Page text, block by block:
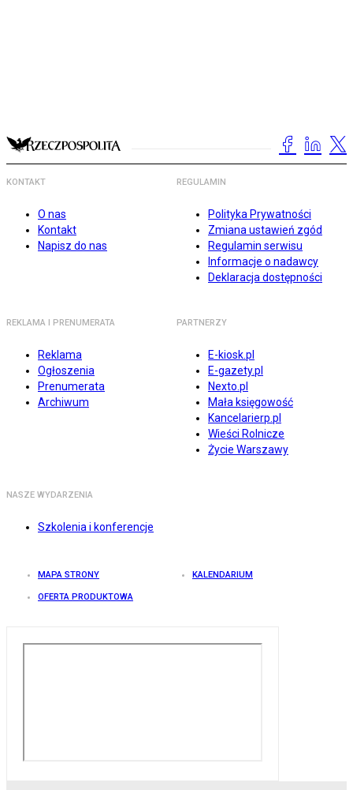
KONTAKT
O nas
Kontakt
Napisz do nas
REGULAMIN
Polityka Prywatności
Zmiana ustawień zgód
Regulamin serwisu
Informacje o nadawcy
Deklaracja dostępności
REKLAMA I PRENUMERATA
Reklama
Ogłoszenia
Prenumerata
Archiwum
PARTNERZY
E-kiosk.pl
E-gazety.pl
Nexto.pl
Mała księgowość
Kancelarierp.pl
Wieści Rolnicze
Życie Warszawy
NASZE WYDARZENIA
Szkolenia i konferencje
MAPA STRONY KALENDARIUM
OFERTA PRODUKTOWA